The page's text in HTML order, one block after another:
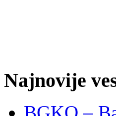
Najnovije